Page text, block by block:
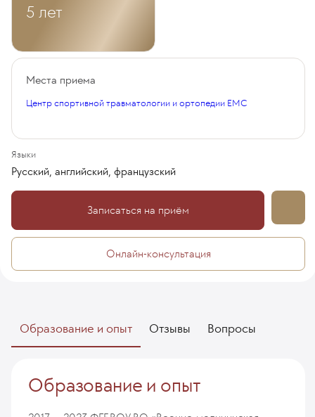
5 лет
Места приема
Центр спортивной травматологии и ортопедии EMC
Языки
Русский, английский, французский
Записаться на приём
Онлайн-консультация
Образование и опыт Отзывы Вопросы
Образование и опыт